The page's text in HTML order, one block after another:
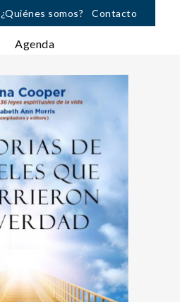
¿Quiénes somos? Contacto
Agenda